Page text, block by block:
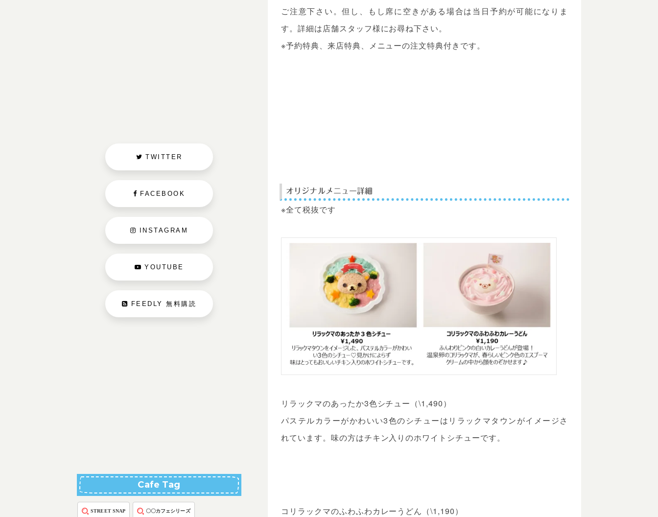
ご注意下さい。但し、もし席に空きがある場合は当日予約が可能になりま
す。詳細は店舗スタッフ様にお尋ね下さい。
※予約特典、来店特典、メニューの注文特典付きです。
オリジナルメニュー詳細
※全て税抜です
リラックマのあったか3色シチュー（\1,490）
パステルカラーがかわいい3色のシチューはリラックマタウンがイメージさ
れています。味の方はチキン入りのホワイトシチューです。
コリラックマのふわふわカレーうどん（\1,190）
TWITTER
FACEBOOK
INSTAGRAM
YOUTUBE
FEEDLY 無料購読
Cafe Tag
STREET SNAP 〇〇カフェシリーズ